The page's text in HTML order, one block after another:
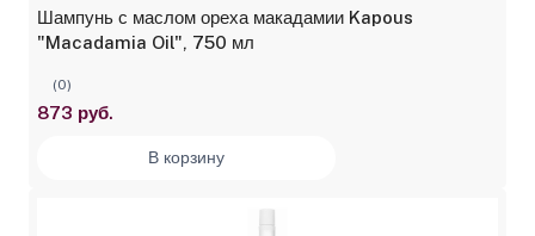
Шампунь с маслом ореха макадамии Kapous
"Macadamia Oil", 750 мл
(0)
873 руб.
В корзину